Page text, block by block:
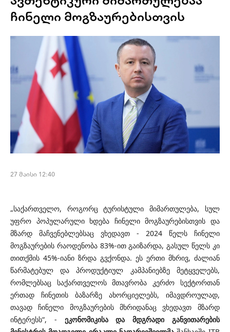
ჩინელი მოგზაურებისთვის
27 მაისი 12:40
„საქართველო, როგორც ტურისტული მიმართულება, სულ
უფრო პოპულარული ხდება ჩინელი მოგზაურებისთვის და
მზარდ მაჩვენებლებსაც ვხედავთ - 2024 წელს ჩინელი
მოგზაურების რაოდენობა 83%-ით გაიზარდა, გასულ წელს კი
თითქმის 45%-იანი ზრდა გვქონდა. ეს ერთი მხრივ, ძალიან
წარმატებულ და პროდუქტიულ კამპანიებზე მეტყველებს,
რომლებსაც საქართველოს მთავრობა კერძო სექტორთან
ერთად ჩინეთის ბაზარზე ახორციელებს, იმავდროულად,
თავად ჩინელი მოგზაურების მხრიდანაც ვხედავთ მზარდ
ინტერესს“, - ეკონომიკისა და მდგრადი განვითარების